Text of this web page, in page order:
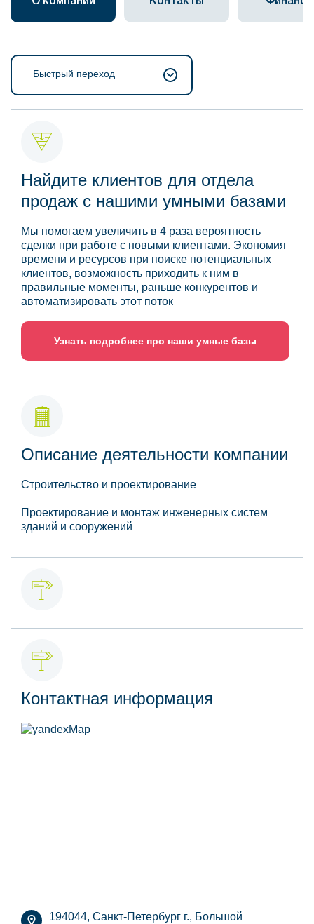
Быстрый переход
Найдите клиентов для отдела
продаж с нашими умными базами
Мы помогаем увеличить в 4 раза вероятность
сделки при работе с новыми клиентами. Экономия
времени и ресурсов при поиске потенциальных
клиентов, возможность приходить к ним в
правильные моменты, раньше конкурентов и
автоматизировать этот поток
Узнать подробнее про наши умные базы
Описание деятельности компании
Строительство и проектирование
Проектирование и монтаж инженерных систем
зданий и сооружений
Контактная информация
194044, Санкт-Петербург г., Большой